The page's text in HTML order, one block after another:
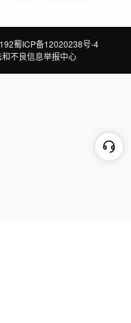
蜀ICP备12020238号-4
和不良信息举报中心